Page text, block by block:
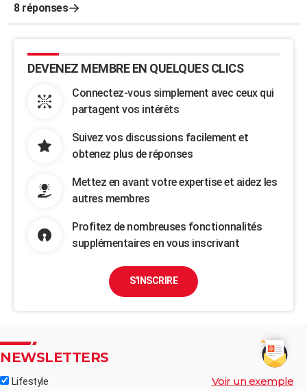
8 réponses
DEVENEZ MEMBRE EN QUELQUES CLICS
Connectez-vous simplement avec ceux qui
partagent vos intérêts
Suivez vos discussions facilement et
obtenez plus de réponses
Mettez en avant votre expertise et aidez les
autres membres
Profitez de nombreuses fonctionnalités
supplémentaires en vous inscrivant
S'INSCRIRE
NEWSLETTERS
Lifestyle Voir un exemple